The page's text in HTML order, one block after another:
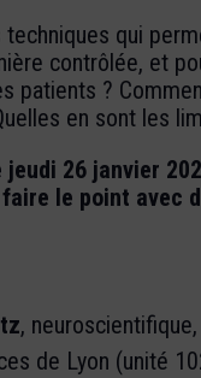
techniques qui
contrôlée, et
patients ?
en sont les
jeudi 26 janvier
le point avec
,
de Lyon (unité